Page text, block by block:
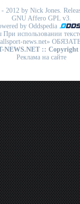
2012 by Nick Jones.
GNU Affero GPL v3.
by Oddspedia
использовании
news.net»
NEWS.NET :: Copyright
Реклама на сайте